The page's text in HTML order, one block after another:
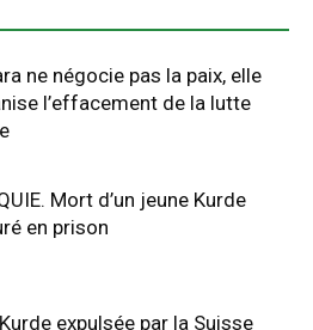
ne négocie pas la paix, elle
l’effacement de la lutte
Mort d’un jeune Kurde
en prison
expulsée par la Suisse